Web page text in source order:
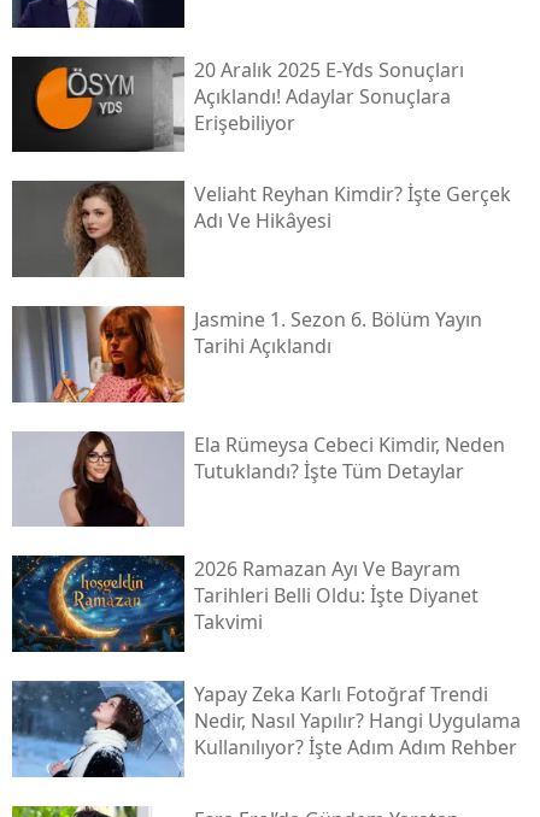
20 Aralık 2025 E-Yds Sonuçları
Açıklandı! Adaylar Sonuçlara
Erişebiliyor
Veliaht Reyhan Kimdir? İşte Gerçek
Adı Ve Hikâyesi
Jasmine 1. Sezon 6. Bölüm Yayın
Tarihi Açıklandı
Ela Rümeysa Cebeci Kimdir, Neden
Tutuklandı? İşte Tüm Detaylar
2026 Ramazan Ayı Ve Bayram
Tarihleri Belli Oldu: İşte Diyanet
Takvimi
Yapay Zeka Karlı Fotoğraf Trendi
Nedir, Nasıl Yapılır? Hangi Uygulama
Kullanılıyor? İşte Adım Adım Rehber